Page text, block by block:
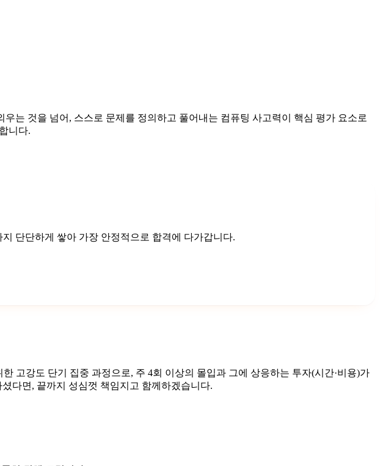
는 것을 넘어, 스스로 문제를 정의하고 풀어내는 컴퓨팅 사고력이 핵심 평가 요소로
니다.
단단하게 쌓아 가장 안정적으로 합격에 다가갑니다.
고강도 단기 집중 과정으로, 주 4회 이상의 몰입과 그에 상응하는 투자(시간·비용)가
다면, 끝까지 성심껏 책임지고 함께하겠습니다.